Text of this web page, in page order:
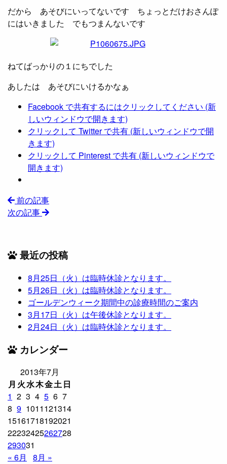
だから あそびにいってないです ちょっとだけおさんぽ
にはいきました でもつまんないです
ねてばっかりの１にちでした
あしたは あそびにいけるかなぁ
Facebook で共有するにはクリックしてください (新
しいウィンドウで開きます)
クリックして Twitter で共有 (新しいウィンドウで開
きます)
クリックして Pinterest で共有 (新しいウィンドウで
開きます)
前の記事
次の記事
最近の投稿
8月25日（火）は臨時休診となります。
5月26日（火）は臨時休診となります。
ゴールデンウィーク期間中の診療時間のご案内
3月17日（火）は午後休診となります。
2月24日（火）は臨時休診となります。
カレンダー
2013年7月
月 火水木金土日
1 2 3 4 5 6 7
8 9 1011121314
15161718192021
22232425262728
293031
« 6月
8月 »